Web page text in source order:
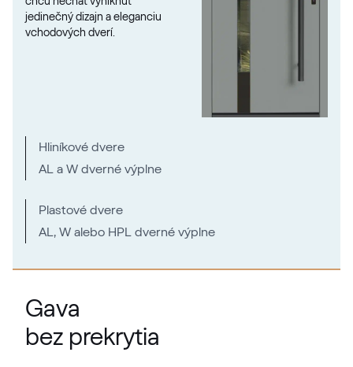
RAL 1027
RAL 1028
RAL 1032
RAL 1032
jedinečný dizajn a eleganciu
vchodových dverí.
Hliníkové dvere
AL a W dverné výplne
Plastové dvere
AL, W alebo HPL dverné výplne
Gava
bez prekrytia